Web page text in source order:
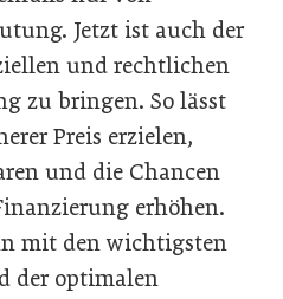
Jetzt ist auch der
und rechtlichen
zu bringen. So lässt
Preis erzielen,
und die Chancen
erhöhen.
mit den wichtigsten
der optimalen